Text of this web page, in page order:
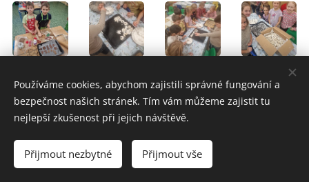
Používáme cookies, abychom zajistili správné fungování a
bezpečnost našich stránek. Tím vám můžeme zajistit tu
nejlepší zkušenost při jejich návštěvě.
Přijmout nezbytné Přijmout vše